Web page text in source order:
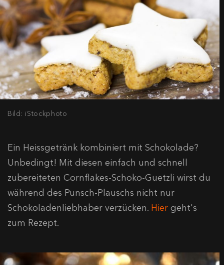
Bild: iStockphoto
Ein Heissgetränk kombiniert mit Schokolade?
Unbedingt! Mit diesen einfach und schnell
zubereiteten Cornflakes-Schoko-Guetzli wirst du
während des Punsch-Plauschs nicht nur
Schokoladenliebhaber verzücken. Hier geht's
zum Rezept.